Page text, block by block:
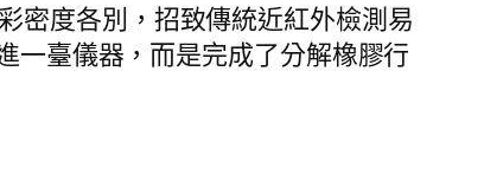
密度各別，招致傳統近紅外檢測易
一臺儀器，而是完成了分解橡膠行